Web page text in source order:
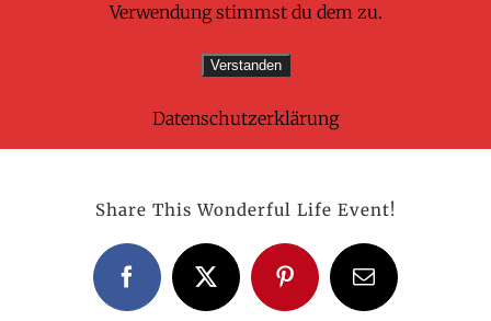
Share This Wonderful Life Event!
FacebookX PinterestE-
Mail
Verwendung stimmst du dem zu.
Verstanden
Datenschutzerklärung